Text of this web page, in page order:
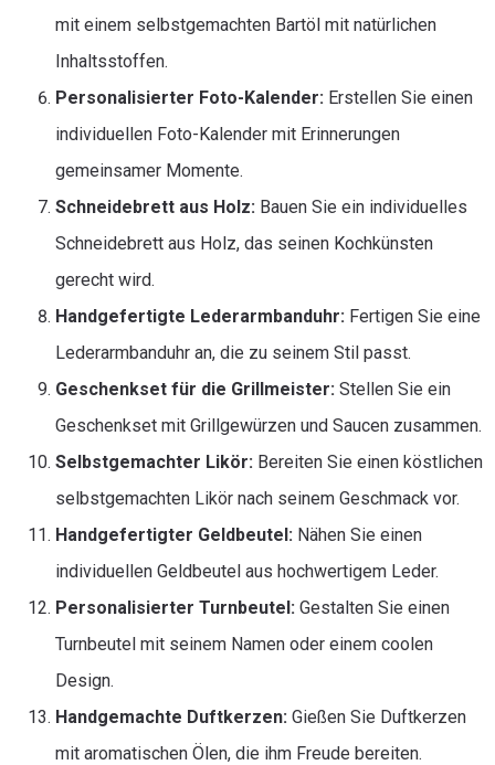
mit einem selbstgemachten Bartöl mit natürlichen
Inhaltsstoffen.
Personalisierter Foto-Kalender: Erstellen Sie einen
individuellen Foto-Kalender mit Erinnerungen
gemeinsamer Momente.
Schneidebrett aus Holz: Bauen Sie ein individuelles
Schneidebrett aus Holz, das seinen Kochkünsten
gerecht wird.
Handgefertigte Lederarmbanduhr: Fertigen Sie eine
Lederarmbanduhr an, die zu seinem Stil passt.
Geschenkset für die Grillmeister: Stellen Sie ein
Geschenkset mit Grillgewürzen und Saucen zusammen.
Selbstgemachter Likör: Bereiten Sie einen köstlichen
selbstgemachten Likör nach seinem Geschmack vor.
Handgefertigter Geldbeutel: Nähen Sie einen
individuellen Geldbeutel aus hochwertigem Leder.
Personalisierter Turnbeutel: Gestalten Sie einen
Turnbeutel mit seinem Namen oder einem coolen
Design.
Handgemachte Duftkerzen: Gießen Sie Duftkerzen
mit aromatischen Ölen, die ihm Freude bereiten.